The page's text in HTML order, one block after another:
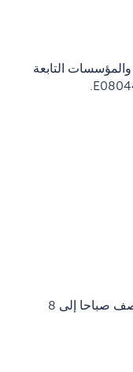
التابعة
من الإثنين إلى الجمعة من الساعة 7 والنصف صباحا إلى 8